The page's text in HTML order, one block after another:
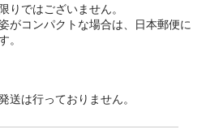
ではございません。
がコンパクトな場合は、日本郵便に
。
は行っておりません。